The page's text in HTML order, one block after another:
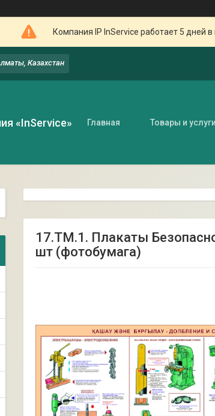
Компания IP InService работает 5 дней
Казахстан
«InService» Главная Товары и услуги
17.ТМ.1. Плакаты
шт (фотобумага)